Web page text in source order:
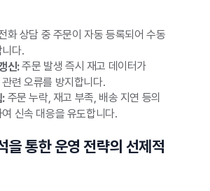
화 상담 중 주문이 자동 등록되어 수동
다.
신:주문 발생 즉시 재고 데이터가
련 오류를 방지합니다.
:주문 누락, 재고 부족, 배송 지연 등의
신속 대응을 유도합니다.
통한 운영 전략의 선제적